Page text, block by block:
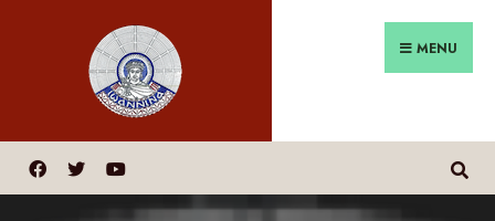
MENU